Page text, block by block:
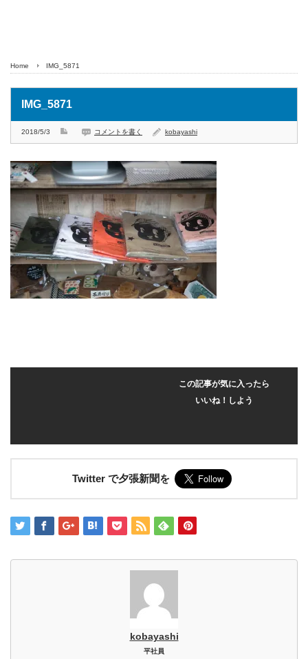
Home IMG_5871
IMG_5871
2018/5/3 コメントを書く kobayashi
この記事が気に入ったら
いいね！しよう
Twitter で夕張新聞を
kobayashi
平社員